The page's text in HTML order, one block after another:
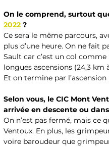
On le comprend, surtout
2022 ?
Ce sera le même parcours,
plus d’une heure. On ne fait
Sault car c’est un col
longues ascensions (24,3 km
Et on termine par
Selon vous, le CIC Mont
arrivée en descente ou
On n’est pas fermé, mais ce
Ventoux. En plus, les
voire baroudeur que